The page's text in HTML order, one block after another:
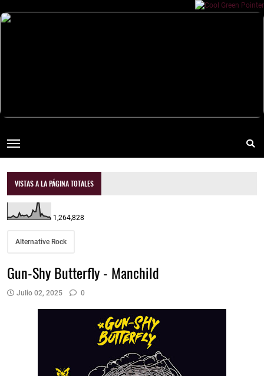
VISTAS A LA PÁGINA TOTALES
1,264,828
Alternative Rock
Gun-Shy Butterfly - Manchild
Julio 02, 2025 0